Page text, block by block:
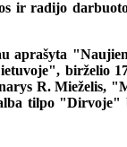
ir radijo
aprašyta
birželio
R. Mieželis,
tilpo